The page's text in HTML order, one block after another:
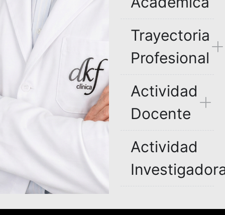
Trayectoria
Profesional
Actividad
Docente
Actividad